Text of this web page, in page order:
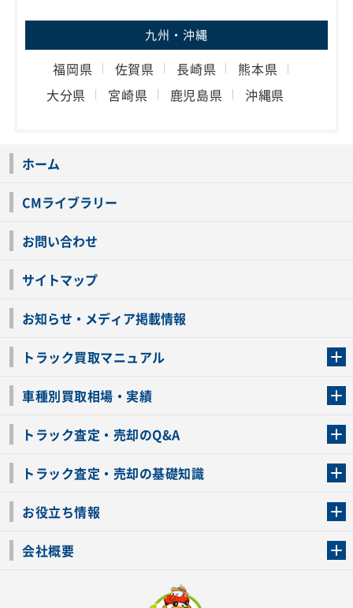
九州・沖縄
福岡県 佐賀県 長崎県
熊本県
大分県
宮崎県 鹿児島県 沖縄県
ホーム
CMライブラリー
お問い合わせ
サイトマップ
お知らせ・メディア掲載情報
トラック買取マニュアル
車種別買取相場・実績
トラック査定・売却のQ&A
トラック査定・売却の基礎知識
お役立ち情報
会社概要